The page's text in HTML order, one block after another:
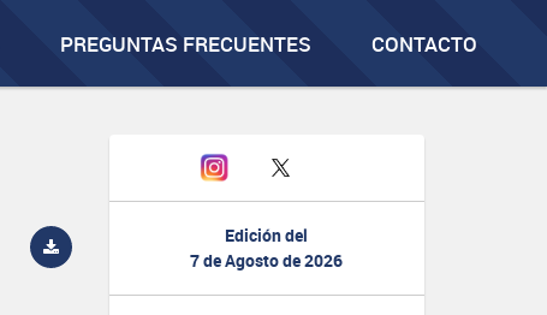
PREGUNTAS FRECUENTES CONTACTO
Edición del
7 de Agosto de 2026